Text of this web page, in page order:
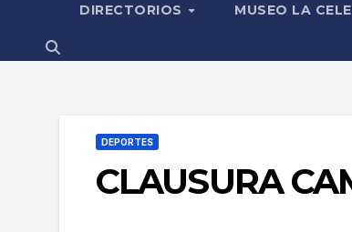
DIRECTORIOS MUSEO LA
DEPORTES
CLAUSURA